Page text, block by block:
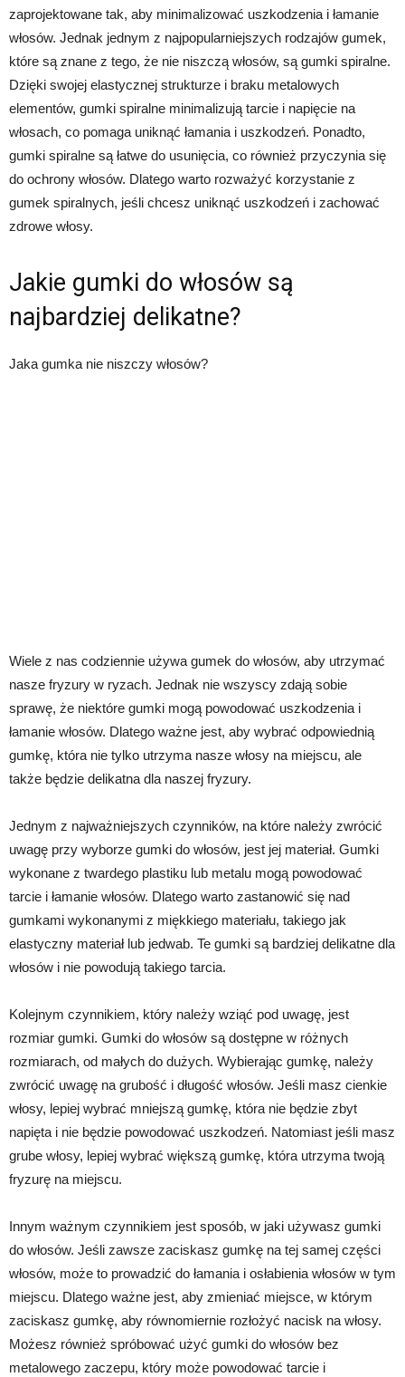
zaprojektowane tak, aby minimalizować uszkodzenia i łamanie
włosów. Jednak jednym z najpopularniejszych rodzajów gumek,
które są znane z tego, że nie niszczą włosów, są gumki spiralne.
Dzięki swojej elastycznej strukturze i braku metalowych
elementów, gumki spiralne minimalizują tarcie i napięcie na
włosach, co pomaga uniknąć łamania i uszkodzeń. Ponadto,
gumki spiralne są łatwe do usunięcia, co również przyczynia się
do ochrony włosów. Dlatego warto rozważyć korzystanie z
gumek spiralnych, jeśli chcesz uniknąć uszkodzeń i zachować
zdrowe włosy.
Jakie gumki do włosów są
najbardziej delikatne?
Jaka gumka nie niszczy włosów?
Wiele z nas codziennie używa gumek do włosów, aby utrzymać
nasze fryzury w ryzach. Jednak nie wszyscy zdają sobie
sprawę, że niektóre gumki mogą powodować uszkodzenia i
łamanie włosów. Dlatego ważne jest, aby wybrać odpowiednią
gumkę, która nie tylko utrzyma nasze włosy na miejscu, ale
także będzie delikatna dla naszej fryzury.
Jednym z najważniejszych czynników, na które należy zwrócić
uwagę przy wyborze gumki do włosów, jest jej materiał. Gumki
wykonane z twardego plastiku lub metalu mogą powodować
tarcie i łamanie włosów. Dlatego warto zastanowić się nad
gumkami wykonanymi z miękkiego materiału, takiego jak
elastyczny materiał lub jedwab. Te gumki są bardziej delikatne dla
włosów i nie powodują takiego tarcia.
Kolejnym czynnikiem, który należy wziąć pod uwagę, jest
rozmiar gumki. Gumki do włosów są dostępne w różnych
rozmiarach, od małych do dużych. Wybierając gumkę, należy
zwrócić uwagę na grubość i długość włosów. Jeśli masz cienkie
włosy, lepiej wybrać mniejszą gumkę, która nie będzie zbyt
napięta i nie będzie powodować uszkodzeń. Natomiast jeśli masz
grube włosy, lepiej wybrać większą gumkę, która utrzyma twoją
fryzurę na miejscu.
Innym ważnym czynnikiem jest sposób, w jaki używasz gumki
do włosów. Jeśli zawsze zaciskasz gumkę na tej samej części
włosów, może to prowadzić do łamania i osłabienia włosów w tym
miejscu. Dlatego ważne jest, aby zmieniać miejsce, w którym
zaciskasz gumkę, aby równomiernie rozłożyć nacisk na włosy.
Możesz również spróbować użyć gumki do włosów bez
metalowego zaczepu, który może powodować tarcie i